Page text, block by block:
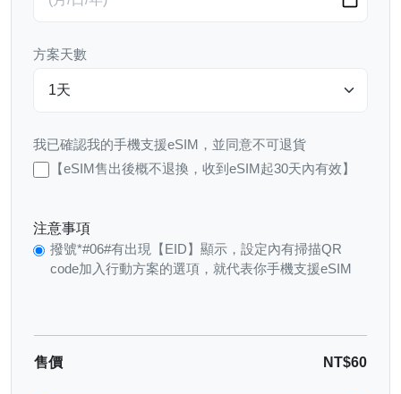
方案天數
我已確認我的手機支援eSIM，並同意不可退貨
【eSIM售出後概不退換，收到eSIM起30天內有效】
注意事項
撥號*#06#有出現【EID】顯示，設定內有掃描QR
code加入行動方案的選項，就代表你手機支援eSIM
售價 NT$60